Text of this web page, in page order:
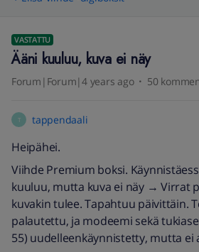
VASTATTU
Ääni kuuluu, kuva ei näy
Forum|Forum|4 years ago 50
T tappendaali
Heipähei.
Viihde Premium boksi.
kuuluu, mutta kuva ei näy → Virrat
kuvakin tulee. Tapahtuu päivittäin.
palautettu, ja modeemi sekä
55) uudelleenkäynnistetty, mutta ei